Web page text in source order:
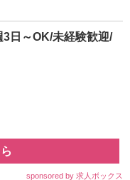
日～OK/未経験歓迎/
sponsored by 求人ボックス